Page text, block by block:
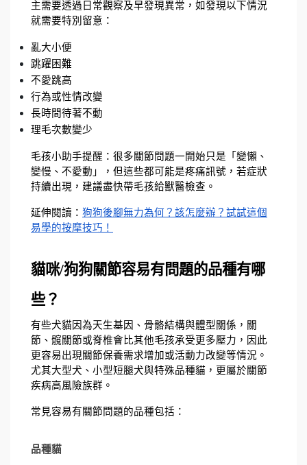
主需要透過日常觀察及早發現異常，如發現以下情況
就需要特別留意：
亂大小便
跳躍困難
不愛跳高
行為或性情改變
長時間待著不動
理毛次數變少
毛孩小助手提醒：很多關節問題一開始只是「變懶、
變慢、不愛動」，但這些都可能是疼痛訊號，若症狀
持續出現，建議盡快帶毛孩給獸醫檢查。
延伸閱讀： 狗狗後腳無力為何？該怎麼辦？試試這個
易學的按摩技巧！
貓咪/狗狗關節容易有問題的品種有哪
些？
有些犬貓因為天生基因、骨骼結構與體型關係，關
節、髖關節或脊椎會比其他毛孩承受更多壓力，因此
更容易出現關節保養需求增加或活動力改變等情況。
尤其大型犬、小型短腿犬與特殊品種貓，更屬於關節
疾病高風險族群。
常見容易有關節問題的品種包括：
品種貓